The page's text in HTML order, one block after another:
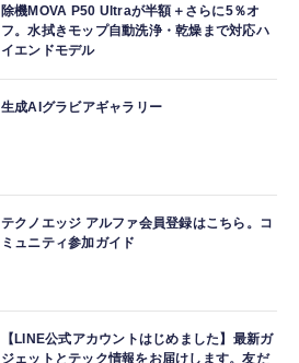
除機MOVA P50 Ultraが半額＋さらに5％オ
フ。水拭きモップ自動洗浄・乾燥まで対応ハ
イエンドモデル
生成AIグラビアギャラリー
テクノエッジ アルファ会員登録はこちら。コ
ミュニティ参加ガイド
【LINE公式アカウントはじめました】最新ガ
ジェットとテック情報をお届けします。友だ